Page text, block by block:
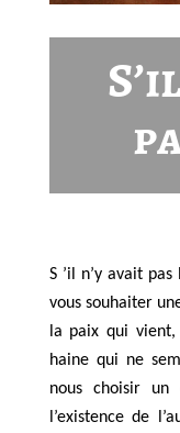
S ’il n’y avait
vous souhaiter
la paix qui vient,
haine qui ne
nous choisir
l’existence de